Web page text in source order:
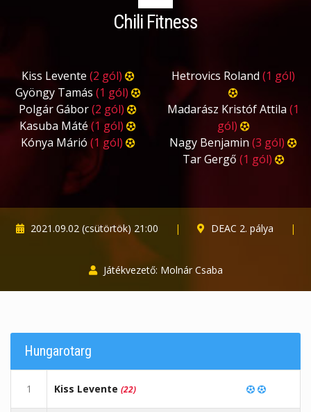
Chili Fitness
Kiss Levente (2 gól)
Gyöngy Tamás (1 gól)
Polgár Gábor(2 gól)
Kasuba Máté(1 gól)
Kónya Márió(1 gól)
Hetrovics Roland (1 gól)
Madarász Kristóf Attila (1
gól)
Nagy Benjamin (3 gól)
Tar Gergő (1 gól)
2021.09.02 (csütörtök) 21:00 | DEAC 2. pálya |
Játékvezető: Molnár Csaba
Hungarotarg
1 Kiss Levente (22)